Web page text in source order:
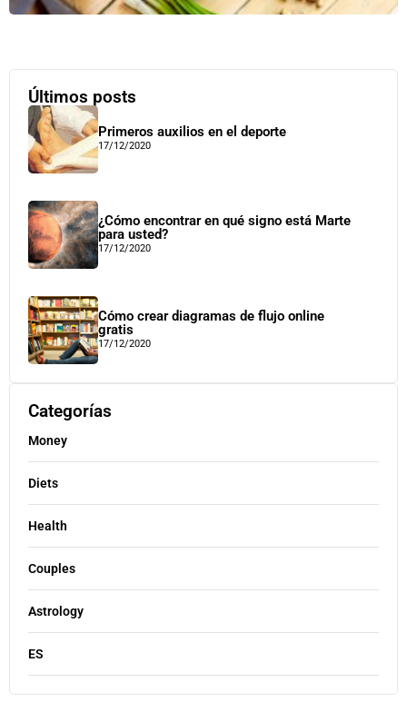
Últimos posts
Primeros auxilios en el deporte
17/12/2020
¿Cómo encontrar en qué signo está Marte
para usted?
17/12/2020
Cómo crear diagramas de flujo online
gratis
17/12/2020
Categorías
Money
Diets
Health
Couples
Astrology
ES